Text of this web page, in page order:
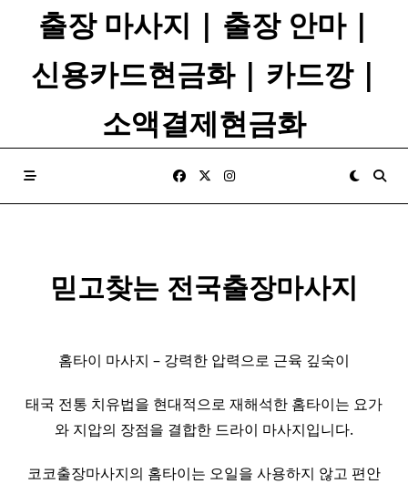
출장 마사지 | 출장 안마 |
신용카드현금화 | 카드깡 |
소액결제현금화
믿고찾는 전국출장마사지
홈타이 마사지 – 강력한 압력으로 근육 깊숙이
태국 전통 치유법을 현대적으로 재해석한 홈타이는 요가
와 지압의 장점을 결합한 드라이 마사지입니다.
코코출장마사지의 홈타이는 오일을 사용하지 않고 편안